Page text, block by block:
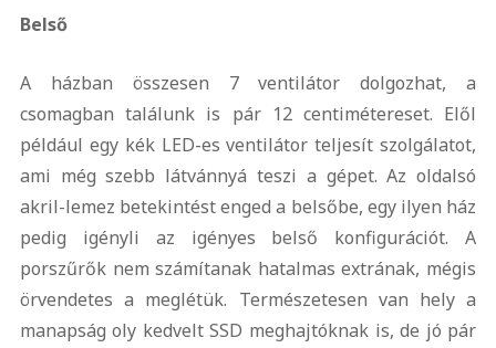
Belső
A házban összesen 7 ventilátor dolgozhat, a
csomagban találunk is pár 12 centimétereset. Elől
például egy kék LED-es ventilátor teljesít szolgálatot,
ami még szebb látvánnyá teszi a gépet. Az oldalsó
akril-lemez betekintést enged a belsőbe, egy ilyen ház
pedig igényli az igényes belső konfigurációt. A
porszűrők nem számítanak hatalmas extrának, mégis
örvendetes a meglétük. Természetesen van hely a
manapság oly kedvelt SSD meghajtóknak is, de jó pár